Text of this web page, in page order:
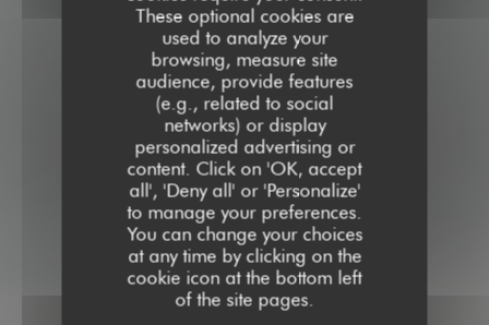
These optional cookies are
used to analyze your
browsing, measure site
audience, provide features
(e.g., related to social
networks) or display
personalized advertising or
content. Click on 'OK, accept
all', 'Deny all' or 'Personalize'
to manage your preferences.
You can change your choices
at any time by clicking on the
cookie icon at the bottom left
of the site pages.